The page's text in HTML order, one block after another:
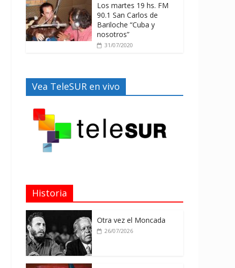
Los martes 19 hs. FM
90.1 San Carlos de
Bariloche “Cuba y
nosotros”
31/07/2020
Vea TeleSUR en vivo
Historia
Otra vez el Moncada
26/07/2026